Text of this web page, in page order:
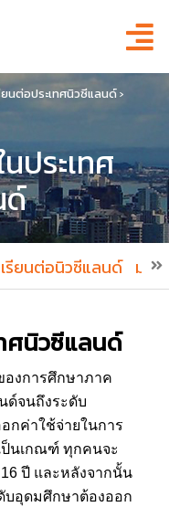
นต่อประเทศนิวซีแลนด์›
ประเทศ
ด์
รียนต่อนิวซีแลนด์ มหา
ศนิวซีแลนด์
องการศึกษาภาค
ด์จนถึงระดับ
กค่าใช้จ่ายในการ
ป็นเกณฑ์ ทุกคนจะ
16 ปี และหลังจากนั้น
บอุดมศึกษาต้องออก